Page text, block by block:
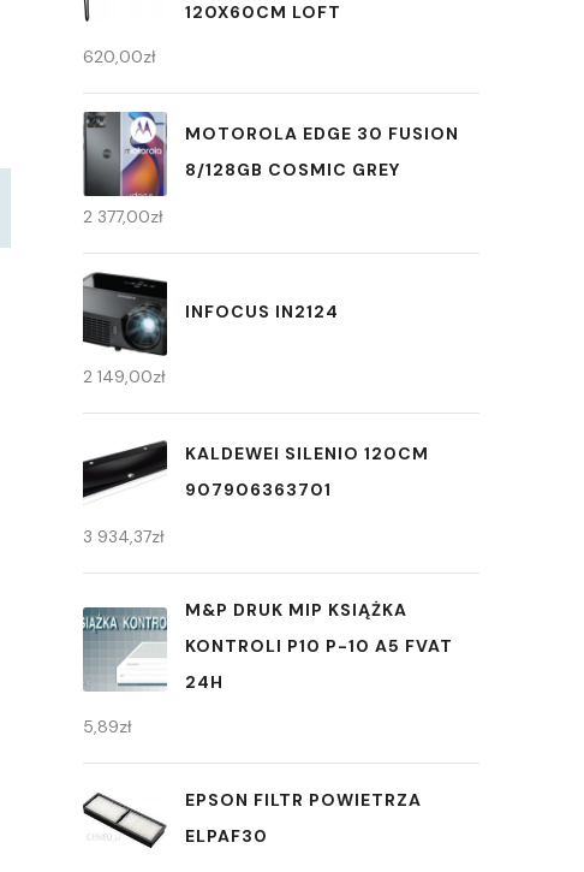
120X60CM LOFT
620,00zł
MOTOROLA EDGE 30 FUSION
8/128GB COSMIC GREY
2 377,00zł
INFOCUS IN2124
2 149,00zł
KALDEWEI SILENIO 120CM
907906363701
3 934,37zł
M&P DRUK MIP KSIĄŻKA
KONTROLI P10 P-10 A5 FVAT
24H
5,89zł
EPSON FILTR POWIETRZA
ELPAF30